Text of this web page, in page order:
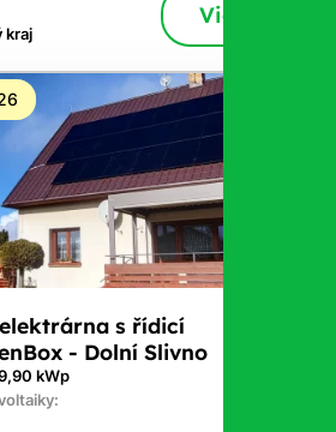
kraj
Viac
s řídicí
- Dolní Slivno
kWp